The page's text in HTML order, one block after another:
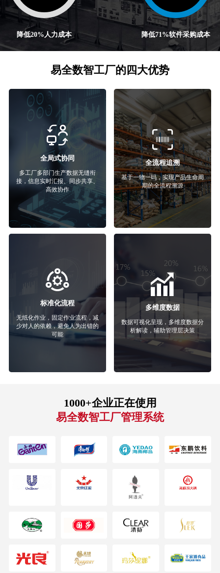
降低20%人力成本 降低71%软件采购成本
易全数智工厂的四大优势
全局式协同
多工厂多部门生产数据无缝衔
接，信息实时汇报、同步共享、
高效协作
全流程追溯
基于一物一码，实现产品生命周
期的全流程溯源
标准化流程
无纸化作业，固定作业流程，减
少对人的依赖，避免人为出错的
可能
多维度数据
数据可视化呈现，多维度数据分
析解读，辅助管理层决策
1000+企业正在使用
易全数智工厂管理系统